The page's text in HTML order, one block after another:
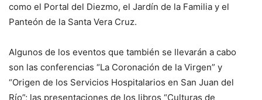
como el Portal del Diezmo, el Jardín de la Familia y el
Panteón de la Santa Vera Cruz.
Algunos de los eventos que también se llevarán a cabo
son las conferencias “La Coronación de la Virgen” y
“Origen de los Servicios Hospitalarios en San Juan del
Río”; las presentaciones de los libros “Culturas de